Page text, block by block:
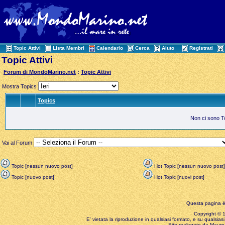
Topic Attivi Lista Membri Calendario Cerca Aiuto Registrati
Topic Attivi
Forum di MondoMarino.net :Topic Attivi
Mostra Topics
Topics
Non ci sono
Vai al Forum
Topic [nessun nuovo post]
Hot Topic [nessun nuovo post]
Topic [nuovo post]
Hot Topic [nuovi post]
Questa pagina
Copyright ©
E' vietata la riproduzione in qualsiasi formato, e su